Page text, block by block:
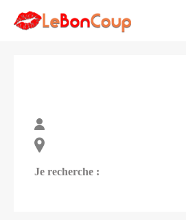
Je recherche :